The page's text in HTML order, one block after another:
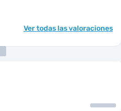
Ver todas las valoraciones